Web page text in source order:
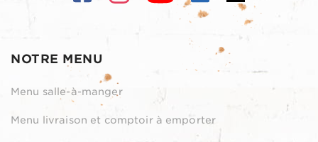
NOTRE MENU
Menu salle-à-manger
Menu livraison et comptoir à emporter